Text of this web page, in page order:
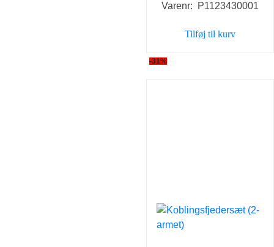
Varenr: P1123430001
Tilføj til kurv
-31%